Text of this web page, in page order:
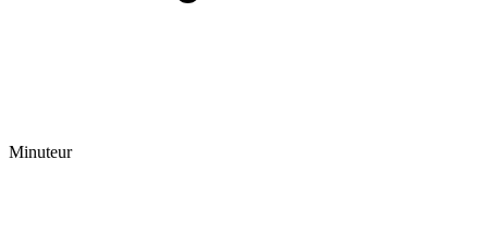
Minuteur